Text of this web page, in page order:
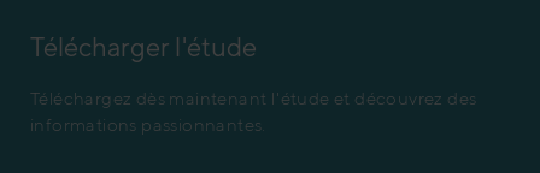
Télécharger l'étude
Téléchargez dès maintenant l'étude et découvrez des
informations passionnantes.